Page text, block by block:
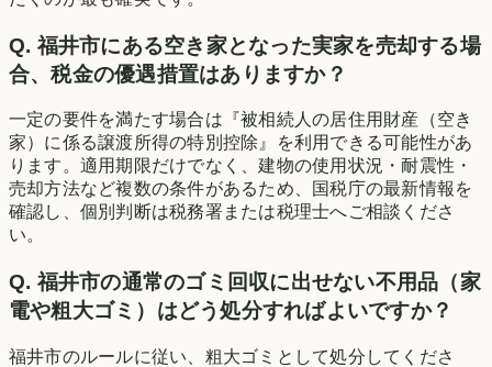
Q. 福井市にある空き家となった実家を売却する場
合、税金の優遇措置はありますか？
一定の要件を満たす場合は『被相続人の居住用財産（空き
家）に係る譲渡所得の特別控除』を利用できる可能性があ
ります。適用期限だけでなく、建物の使用状況・耐震性・
売却方法など複数の条件があるため、国税庁の最新情報を
確認し、個別判断は税務署または税理士へご相談くださ
い。
Q. 福井市の通常のゴミ回収に出せない不用品（家
電や粗大ゴミ）はどう処分すればよいですか？
福井市のルールに従い、粗大ゴミとして処分してくださ